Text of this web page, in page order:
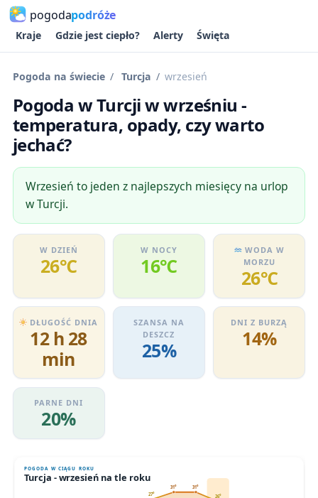
pogodapodróże
Kraje Gdzie jest ciepło? Alerty Święta
Pogoda na świecie Turcja wrzesień
Pogoda w Turcji w wrześniu -
temperatura, opady, czy warto
jechać?
Wrzesień to jeden z najlepszych miesięcy na urlop
w Turcji.
W DZIEŃ
26℃
W NOCY
16℃
WODA W
MORZU
26℃
DŁUGOŚĆ DNIA
12 h 28
min
SZANSA NA
DESZCZ
25%
DNI Z BURZĄ
14%
PARNE DNI
20%